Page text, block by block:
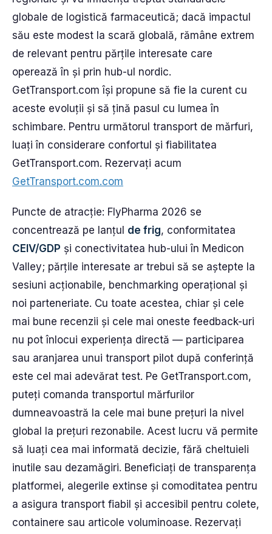
globale de logistică farmaceutică; dacă impactul
său este modest la scară globală, rămâne extrem
de relevant pentru părțile interesate care
operează în și prin hub-ul nordic.
GetTransport.com își propune să fie la curent cu
aceste evoluții și să țină pasul cu lumea în
schimbare. Pentru următorul transport de mărfuri,
luați în considerare confortul și fiabilitatea
GetTransport.com. Rezervați acum
GetTransport.com.com
Puncte de atracție: FlyPharma 2026 se
concentrează pe lanțul de frig, conformitatea
CEIV/GDP și conectivitatea hub-ului în Medicon
Valley; părțile interesate ar trebui să se aștepte la
sesiuni acționabile, benchmarking operațional și
noi parteneriate. Cu toate acestea, chiar și cele
mai bune recenzii și cele mai oneste feedback-uri
nu pot înlocui experiența directă — participarea
sau aranjarea unui transport pilot după conferință
este cel mai adevărat test. Pe GetTransport.com,
puteți comanda transportul mărfurilor
dumneavoastră la cele mai bune prețuri la nivel
global la prețuri rezonabile. Acest lucru vă permite
să luați cea mai informată decizie, fără cheltuieli
inutile sau dezamăgiri. Beneficiați de transparența
platformei, alegerile extinse și comoditatea pentru
a asigura transport fiabil și accesibil pentru colete,
containere sau articole voluminoase. Rezervați